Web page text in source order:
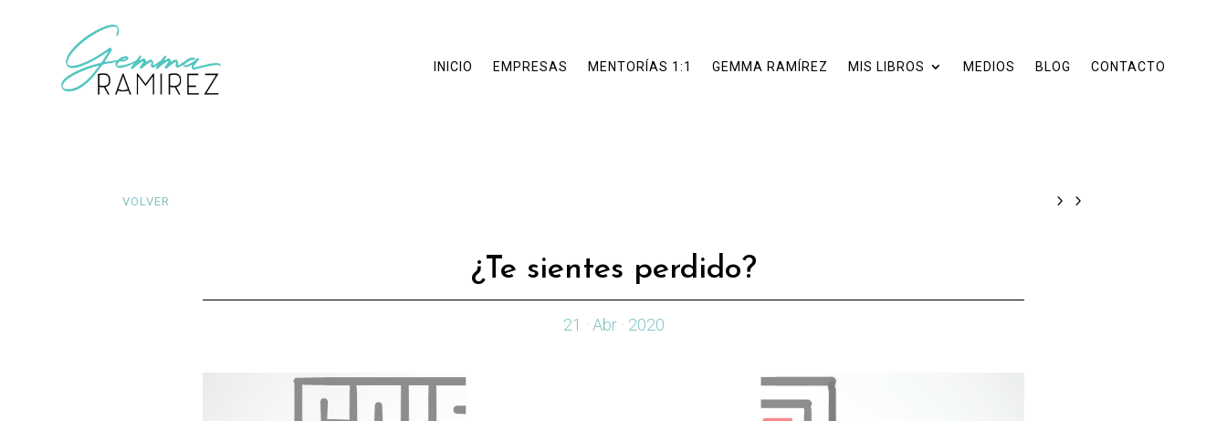
INICIO EMPRESAS MENTORÍAS 1:1 GEMMA RAMÍREZ MIS LIBROS MEDIOS BLOG CONTACTO
VOLVER
¿Te sientes perdido?
21 · Abr · 2020